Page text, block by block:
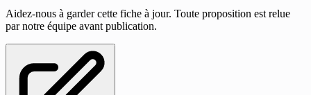
Aidez-nous à garder cette fiche à jour. Toute proposition est relue
par notre équipe avant publication.